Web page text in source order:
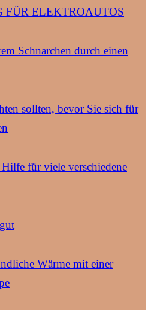
FÜR ELEKTROAUTOS
Schnarchen durch einen
sollten, bevor Sie sich für
für viele verschiedene
Wärme mit einer